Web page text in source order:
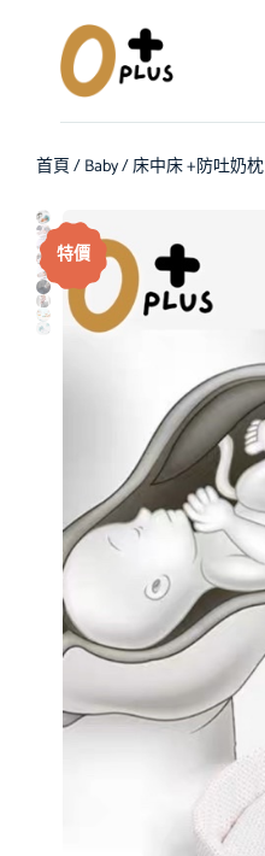
首頁/Baby/床中床 +防吐奶枕
特價